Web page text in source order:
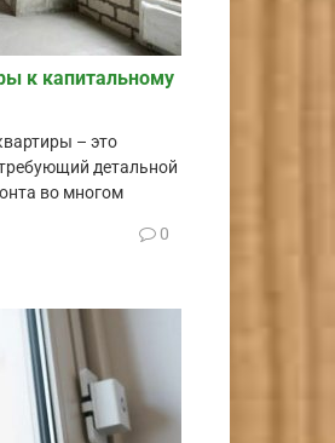
к капитальному
– это
детальной
во многом
0